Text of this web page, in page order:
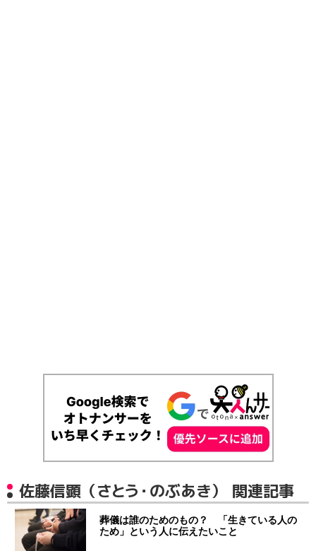
佐藤信顕（さとう・のぶあき） 関連記事
葬儀は誰のためのもの？ 「生きている人の
ため」という人に伝えたいこと